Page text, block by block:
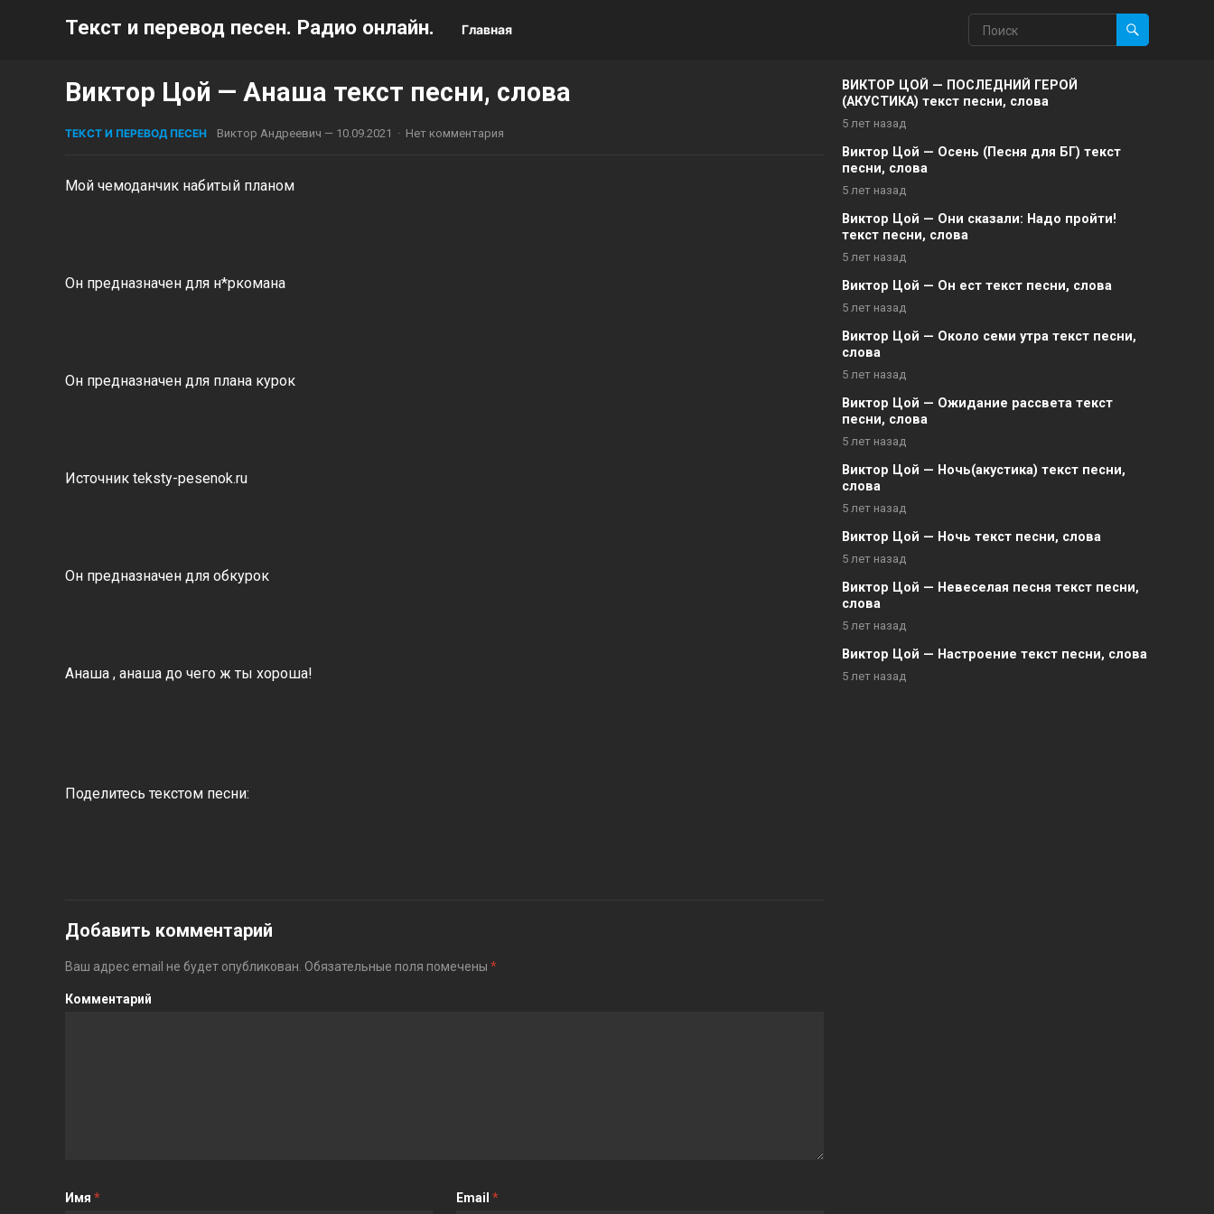
Текст и перевод песен. Радио онлайн. Главная
Виктор Цой — Анаша текст песни, слова
ТЕКСТ И ПЕРЕВОД ПЕСЕН Виктор Андреевич — 10.09.2021 · Нет комментария
Мой чемоданчик набитый планом
Он предназначен для н*ркомана
Он предназначен для плана курок
Источник teksty-pesenok.ru
Он предназначен для обкурок
Анаша , анаша до чего ж ты хороша!
Поделитесь текстом песни:
Добавить комментарий
Ваш адрес email не будет опубликован. Обязательные поля помечены *
Комментарий
Имя * Email *
ВИКТОР ЦОЙ — ПОСЛЕДНИЙ ГЕРОЙ
(АКУСТИКА) текст песни, слова
5 лет назад
Виктор Цой — Осень (Песня для БГ) текст
песни, слова
5 лет назад
Виктор Цой — Они сказали: Надо пройти!
текст песни, слова
5 лет назад
Виктор Цой — Он ест текст песни, слова
5 лет назад
Виктор Цой — Около семи утра текст песни,
слова
5 лет назад
Виктор Цой — Ожидание рассвета текст
песни, слова
5 лет назад
Виктор Цой — Ночь(акустика) текст песни,
слова
5 лет назад
Виктор Цой — Ночь текст песни, слова
5 лет назад
Виктор Цой — Невеселая песня текст песни,
слова
5 лет назад
Виктор Цой — Настроение текст песни, слова
5 лет назад